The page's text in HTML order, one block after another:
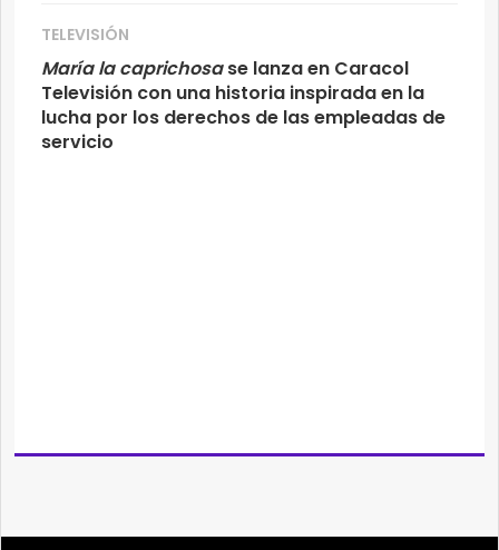
TELEVISIÓN
María la caprichosase lanza en Caracol
Televisión con una historia inspirada en la
lucha por los derechos de las empleadas de
servicio